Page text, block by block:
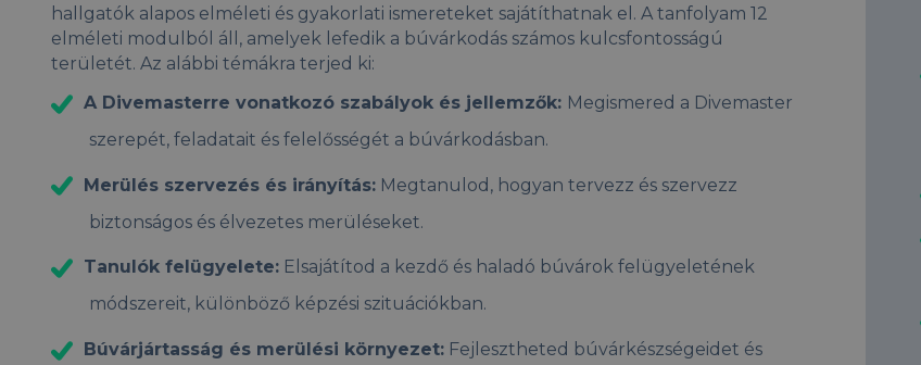
hallgatók alapos elméleti és gyakorlati ismereteket sajátíthatnak el. A tanfolyam 12
elméleti modulból áll, amelyek lefedik a búvárkodás számos kulcsfontosságú
területét. Az alábbi témákra terjed ki:
A Divemasterre vonatkozó szabályok és jellemzők: Megismered a Divemaster
szerepét, feladatait és felelősségét a búvárkodásban.
Merülés szervezés és irányítás: Megtanulod, hogyan tervezz és szervezz
biztonságos és élvezetes merüléseket.
Tanulók felügyelete: Elsajátítod a kezdő és haladó búvárok felügyeletének
módszereit, különböző képzési szituációkban.
Búvárjártasság és merülési környezet: Fejlesztheted búvárkészségeidet és